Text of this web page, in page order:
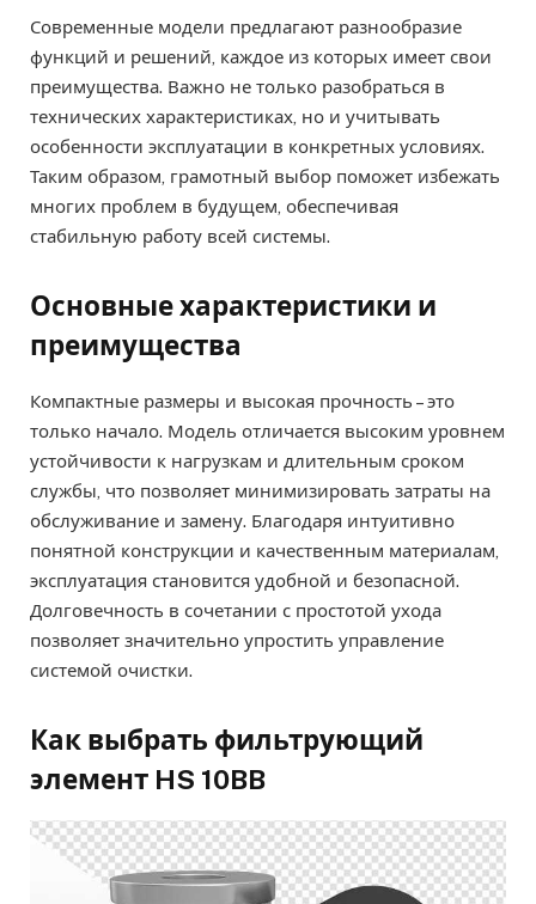
Современные модели предлагают разнообразие
функций и решений, каждое из которых имеет свои
преимущества. Важно не только разобраться в
технических характеристиках, но и учитывать
особенности эксплуатации в конкретных условиях.
Таким образом, грамотный выбор поможет избежать
многих проблем в будущем, обеспечивая
стабильную работу всей системы.
Основные характеристики и
преимущества
Компактные размеры и высокая прочность – это
только начало. Модель отличается высоким уровнем
устойчивости к нагрузкам и длительным сроком
службы, что позволяет минимизировать затраты на
обслуживание и замену. Благодаря интуитивно
понятной конструкции и качественным материалам,
эксплуатация становится удобной и безопасной.
Долговечность в сочетании с простотой ухода
позволяет значительно упростить управление
системой очистки.
Как выбрать фильтрующий
элемент HS 10BB